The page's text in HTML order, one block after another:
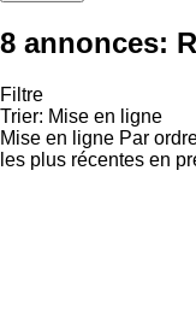
8 annonces:
Filtre
Trier: Mise en ligne
Mise en ligne Par
les plus récentes en